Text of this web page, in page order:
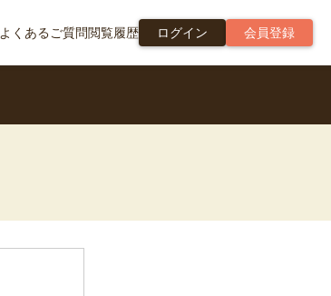
よくあるご質問閲覧履歴 ログイン 会員登録